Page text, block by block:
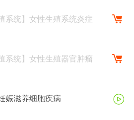
系统】女性生殖系统炎症
系统】女性生殖器官肿瘤
娠滋养细胞疾病